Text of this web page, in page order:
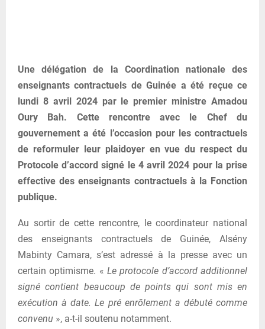
Une délégation de la Coordination nationale des
enseignants contractuels de Guinée a été reçue ce
lundi 8 avril 2024 par le premier ministre Amadou
Oury Bah. Cette rencontre avec le Chef du
gouvernement a été l’occasion pour les contractuels
de reformuler leur plaidoyer en vue du respect du
Protocole d’accord signé le 4 avril 2024 pour la prise
effective des enseignants contractuels à la Fonction
publique.
Au sortir de cette rencontre, le coordinateur national
des enseignants contractuels de Guinée, Alsény
Mabinty Camara, s’est adressé à la presse avec un
certain optimisme. « Le protocole d’accord additionnel
signé contient beaucoup de points qui sont mis en
exécution à date. Le pré enrôlement a débuté comme
convenu », a-t-il soutenu notamment.